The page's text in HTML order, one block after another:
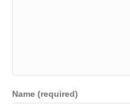
Name (required)